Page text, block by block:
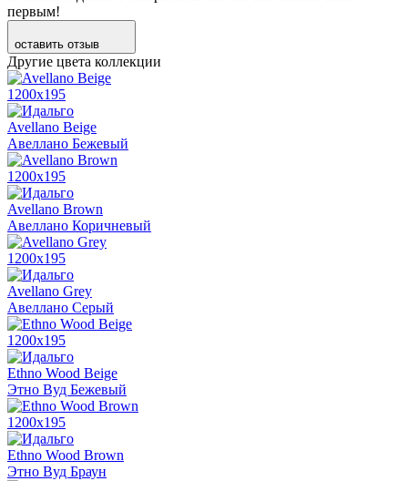
первым!
оставить отзыв
Другие цвета коллекции
1200x195
Avellano Beige
Авеллано Бежевый
1200x195
Avellano Brown
Авеллано Коричневый
1200x195
Avellano Grey
Авеллано Серый
1200x195
Ethno Wood Beige
Этно Вуд Бежевый
1200x195
Ethno Wood Brown
Этно Вуд Браун